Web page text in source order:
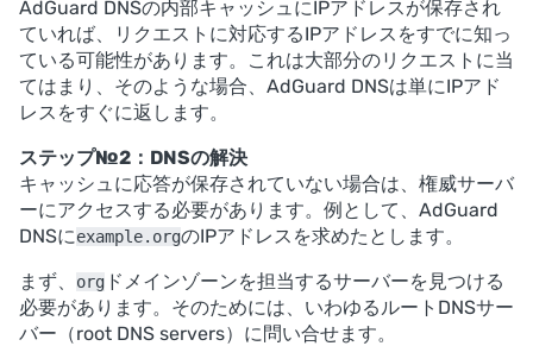
AdGuard DNSの内部キャッシュにIPアドレスが保存され
ていれば、リクエストに対応するIPアドレスをすでに知っ
ている可能性があります。これは大部分のリクエストに当
てはまり、そのような場合、AdGuard DNSは単にIPアド
レスをすぐに返します。
ステップ№2：DNSの解決
キャッシュに応答が保存されていない場合は、権威サーバ
ーにアクセスする必要があります。例として、AdGuard
DNSにexample.orgのIPアドレスを求めたとします。
まず、
org ドメインゾーンを担当するサーバーを見つける
必要があります。そのためには、いわゆるルートDNSサー
バー（root DNS servers）に問い合せます。